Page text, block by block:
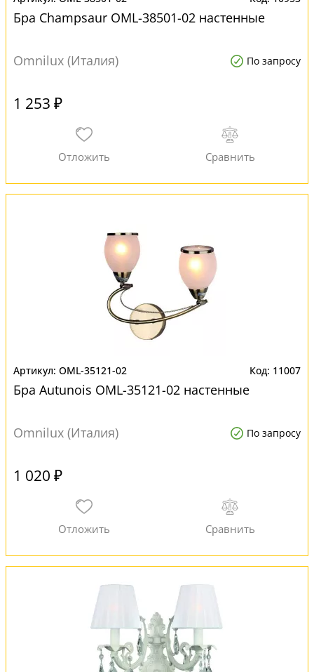
Бра Champsaur OML-38501-02 настенные
Omnilux (Италия) По запросу
1 253 ₽
OML-35121-02 11007
Бра Autunois OML-35121-02 настенные
Omnilux (Италия) По запросу
1 020 ₽